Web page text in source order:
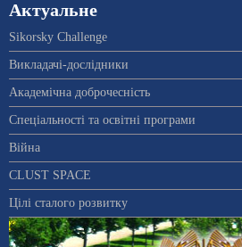
Актуальне
Sikorsky Challenge
Викладачі-дослідники
Академічна доброчесність
Спеціальності та освітні програми
Війна
CLUST SPACE
Цілі сталого розвитку